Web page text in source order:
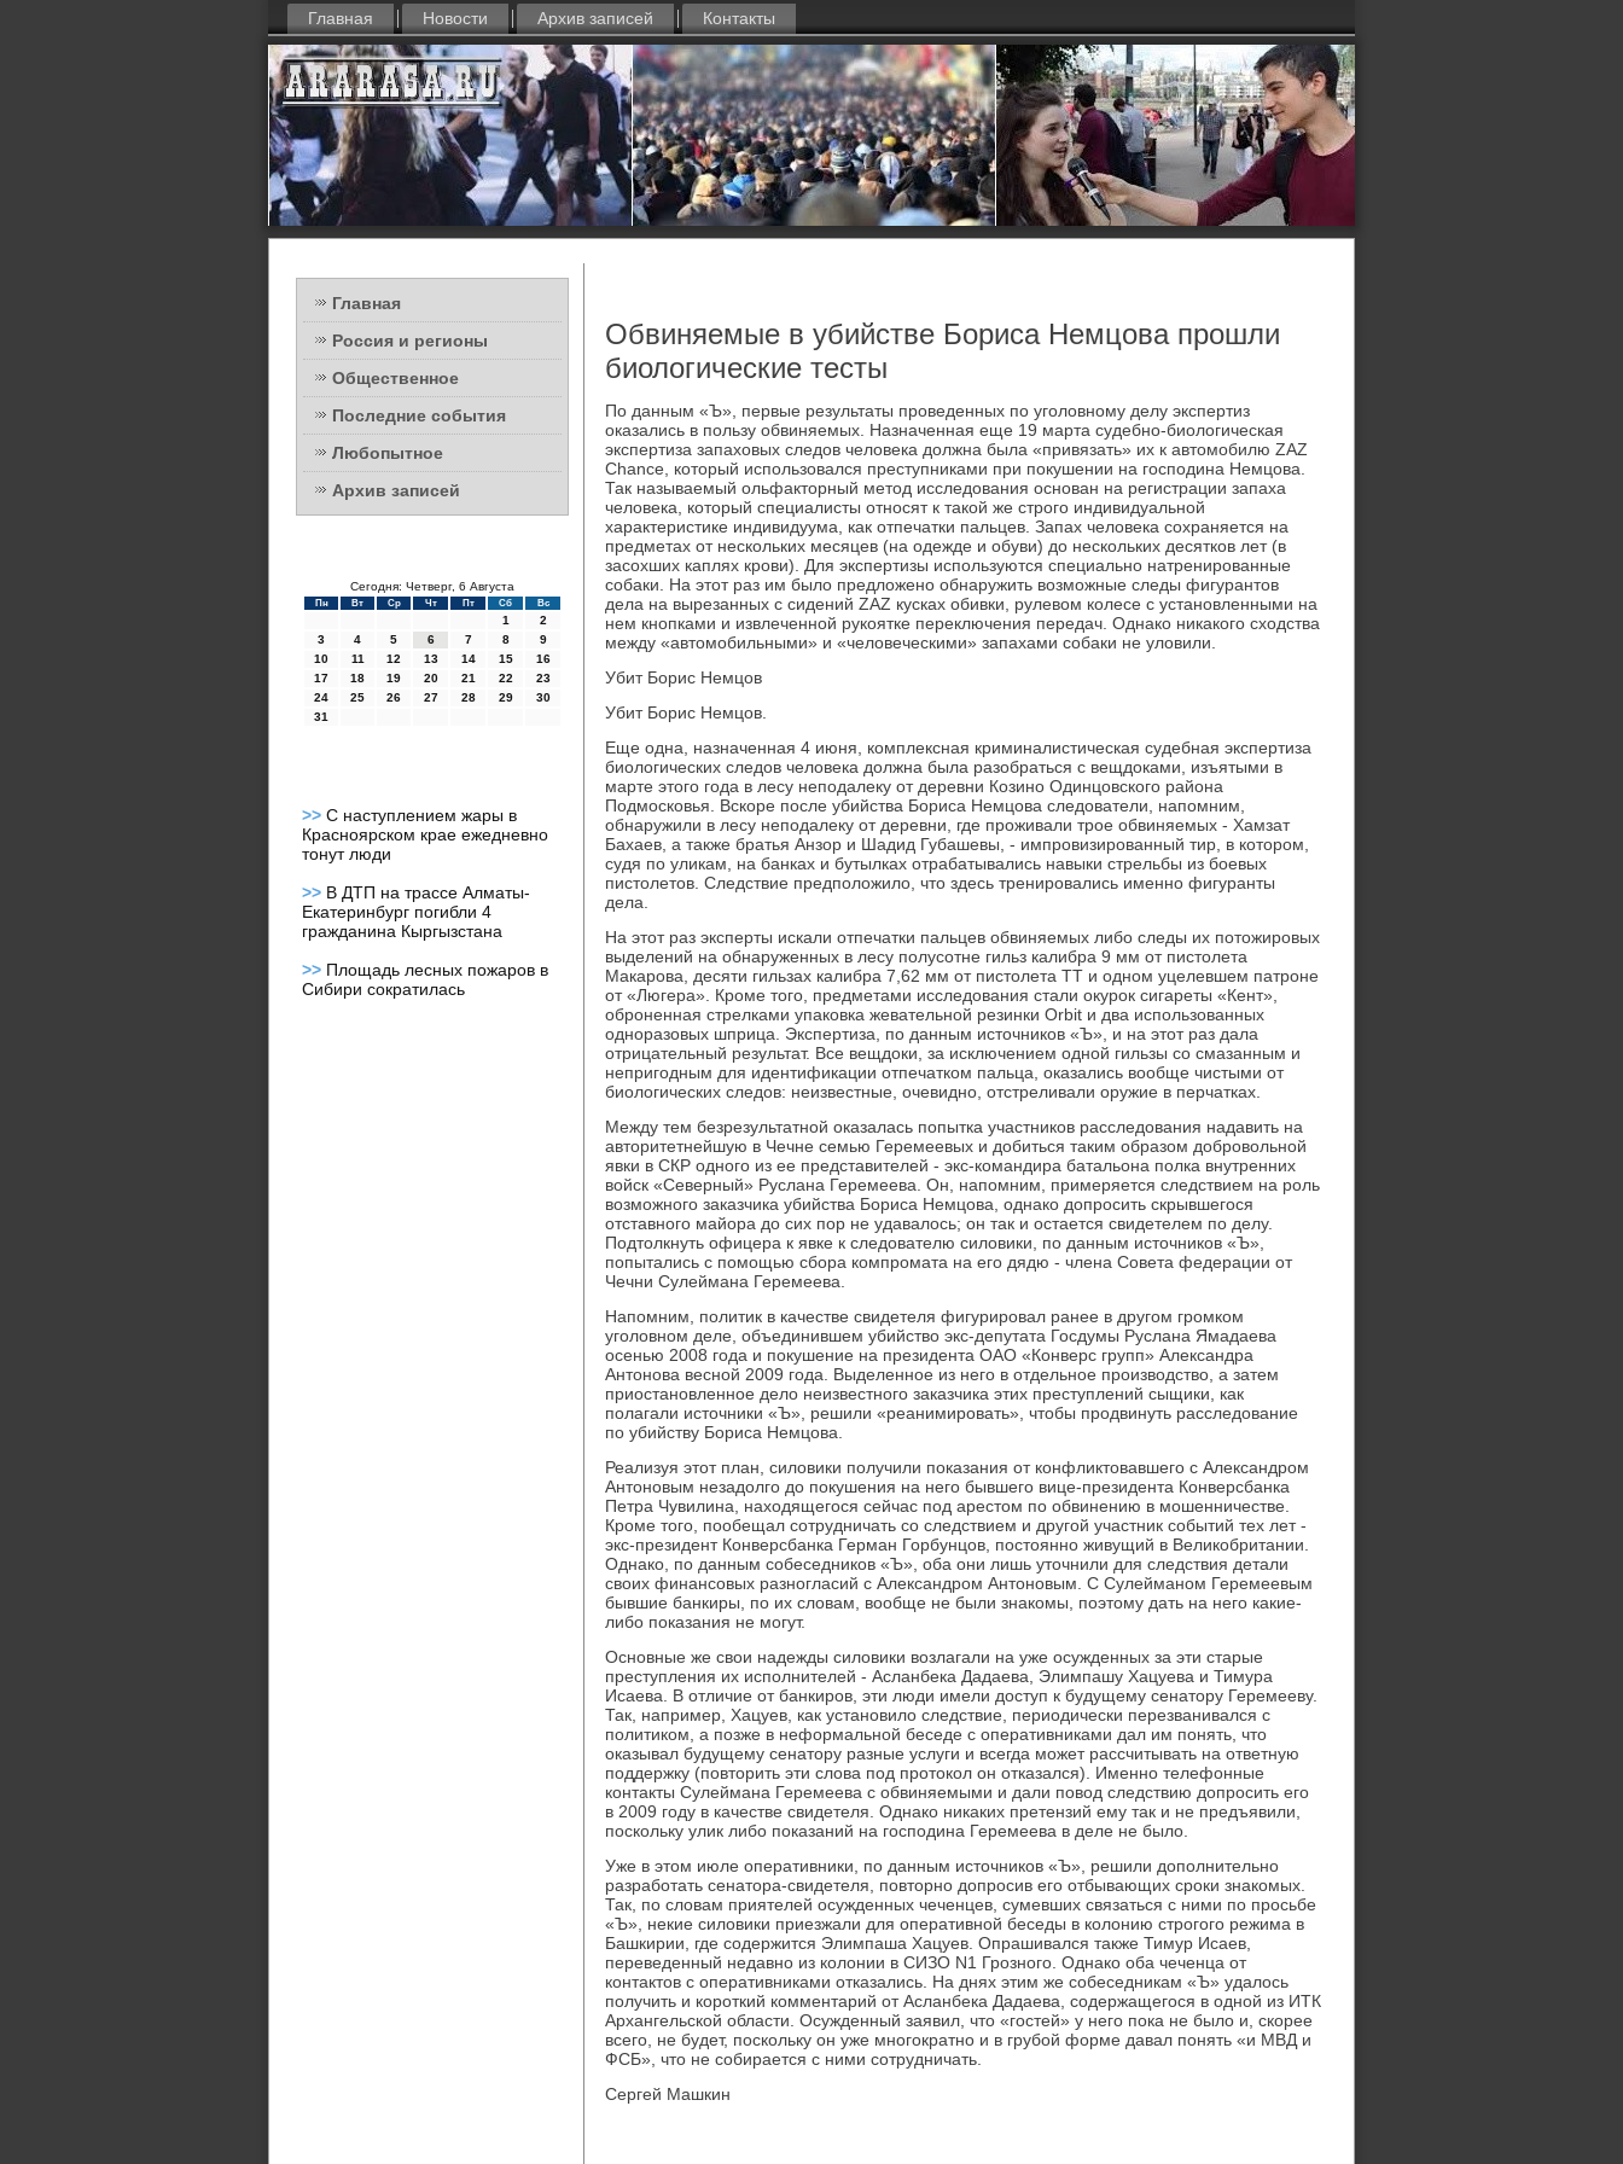
Главная Новости Архив записей Контакты
Главная
Россия и регионы
Общественное
Последние события
Любопытное
Архив записей
Сегодня: Четверг, 6 Августа
Пн Вт Ср Чт Пт Сб Вс
1
2
3
4 5 6 7 8
9
10
11 12 13 14 15
16
17
18 19 20 21 22
23
24
25 26 27 28 29
30
31
>> С наступлением жары в
Красноярском крае ежедневно
тонут люди
>> В ДТП на трассе Алматы-
Екатеринбург погибли 4
гражданина Кыргызстана
>> Площадь лесных пожаров в
Сибири сократилась
Обвиняемые в убийстве Бориса Немцова прошли
биологические тесты
По данным «Ъ», первые результаты проведенных по уголовному делу экспертиз
оказались в пользу обвиняемых. Назначенная еще 19 марта судебно-биологическая
экспертиза запаховых следов человека должна была «привязать» их к автомобилю ZAZ
Chance, который использовался преступниками при покушении на господина Немцова.
Так называемый ольфакторный метод исследования основан на регистрации запаха
человека, который специалисты относят к такой же строго индивидуальной
характеристике индивидуума, как отпечатки пальцев. Запах человека сохраняется на
предметах от нескольких месяцев (на одежде и обуви) до нескольких десятков лет (в
засохших каплях крови). Для экспертизы используются специально натренированные
собаки. На этот раз им было предложено обнаружить возможные следы фигурантов
дела на вырезанных с сидений ZAZ кусках обивки, рулевом колесе с установленными на
нем кнопками и извлеченной рукоятке переключения передач. Однако никакого сходства
между «автомобильными» и «человеческими» запахами собаки не уловили.
Убит Борис Немцов
Убит Борис Немцов.
Еще одна, назначенная 4 июня, комплексная криминалистическая судебная экспертиза
биологических следов человека должна была разобраться с вещдоками, изъятыми в
марте этого года в лесу неподалеку от деревни Козино Одинцовского района
Подмосковья. Вскоре после убийства Бориса Немцова следователи, напомним,
обнаружили в лесу неподалеку от деревни, где проживали трое обвиняемых - Хамзат
Бахаев, а также братья Анзор и Шадид Губашевы, - импровизированный тир, в котором,
судя по уликам, на банках и бутылках отрабатывались навыки стрельбы из боевых
пистолетов. Следствие предположило, что здесь тренировались именно фигуранты
дела.
На этот раз эксперты искали отпечатки пальцев обвиняемых либо следы их потожировых
выделений на обнаруженных в лесу полусотне гильз калибра 9 мм от пистолета
Макарова, десяти гильзах калибра 7,62 мм от пистолета ТТ и одном уцелевшем патроне
от «Люгера». Кроме того, предметами исследования стали окурок сигареты «Кент»,
оброненная стрелками упаковка жевательной резинки Orbit и два использованных
одноразовых шприца. Экспертиза, по данным источников «Ъ», и на этот раз дала
отрицательный результат. Все вещдоки, за исключением одной гильзы со смазанным и
непригодным для идентификации отпечатком пальца, оказались вообще чистыми от
биологических следов: неизвестные, очевидно, отстреливали оружие в перчатках.
Между тем безрезультатной оказалась попытка участников расследования надавить на
авторитетнейшую в Чечне семью Геремеевых и добиться таким образом добровольной
явки в СКР одного из ее представителей - экс-командира батальона полка внутренних
войск «Северный» Руслана Геремеева. Он, напомним, примеряется следствием на роль
возможного заказчика убийства Бориса Немцова, однако допросить скрывшегося
отставного майора до сих пор не удавалось; он так и остается свидетелем по делу.
Подтолкнуть офицера к явке к следователю силовики, по данным источников «Ъ»,
попытались с помощью сбора компромата на его дядю - члена Совета федерации от
Чечни Сулеймана Геремеева.
Напомним, политик в качестве свидетеля фигурировал ранее в другом громком
уголовном деле, объединившем убийство экс-депутата Госдумы Руслана Ямадаева
осенью 2008 года и покушение на президента ОАО «Конверс групп» Александра
Антонова весной 2009 года. Выделенное из него в отдельное производство, а затем
приостановленное дело неизвестного заказчика этих преступлений сыщики, как
полагали источники «Ъ», решили «реанимировать», чтобы продвинуть расследование
по убийству Бориса Немцова.
Реализуя этот план, силовики получили показания от конфликтовавшего с Александром
Антоновым незадолго до покушения на него бывшего вице-президента Конверсбанка
Петра Чувилина, находящегося сейчас под арестом по обвинению в мошенничестве.
Кроме того, пообещал сотрудничать со следствием и другой участник событий тех лет -
экс-президент Конверсбанка Герман Горбунцов, постоянно живущий в Великобритании.
Однако, по данным собеседников «Ъ», оба они лишь уточнили для следствия детали
своих финансовых разногласий с Александром Антоновым. С Сулейманом Геремеевым
бывшие банкиры, по их словам, вообще не были знакомы, поэтому дать на него какие-
либо показания не могут.
Основные же свои надежды силовики возлагали на уже осужденных за эти старые
преступления их исполнителей - Асланбека Дадаева, Элимпашу Хацуева и Тимура
Исаева. В отличие от банкиров, эти люди имели доступ к будущему сенатору Геремееву.
Так, например, Хацуев, как установило следствие, периодически перезванивался с
политиком, а позже в неформальной беседе с оперативниками дал им понять, что
оказывал будущему сенатору разные услуги и всегда может рассчитывать на ответную
поддержку (повторить эти слова под протокол он отказался). Именно телефонные
контакты Сулеймана Геремеева с обвиняемыми и дали повод следствию допросить его
в 2009 году в качестве свидетеля. Однако никаких претензий ему так и не предъявили,
поскольку улик либо показаний на господина Геремеева в деле не было.
Уже в этом июле оперативники, по данным источников «Ъ», решили дополнительно
разработать сенатора-свидетеля, повторно допросив его отбывающих сроки знакомых.
Так, по словам приятелей осужденных чеченцев, сумевших связаться с ними по просьбе
«Ъ», некие силовики приезжали для оперативной беседы в колонию строгого режима в
Башкирии, где содержится Элимпаша Хацуев. Опрашивался также Тимур Исаев,
переведенный недавно из колонии в СИЗО N1 Грозного. Однако оба чеченца от
контактов с оперативниками отказались. На днях этим же собеседникам «Ъ» удалось
получить и короткий комментарий от Асланбека Дадаева, содержащегося в одной из ИТК
Архангельской области. Осужденный заявил, что «гостей» у него пока не было и, скорее
всего, не будет, поскольку он уже многократно и в грубой форме давал понять «и МВД и
ФСБ», что не собирается с ними сотрудничать.
Сергей Машкин